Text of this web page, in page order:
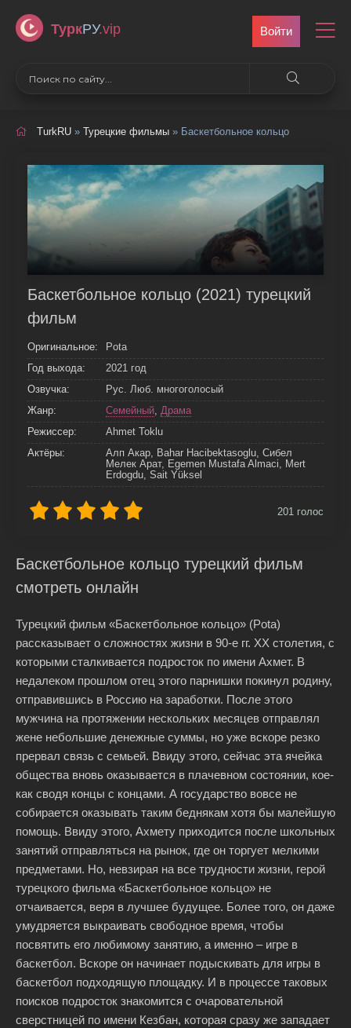
ТуркРУ.vip Войти
TurkRU » Турецкие фильмы » Баскетбольное кольцо
Баскетбольное кольцо (2021) турецкий
фильм
Оригинальное:
Pota
Год выхода:
2021 год
Озвучка:
Рус. Люб. многоголосый
Жанр:
Семейный, Драма
Режиссер:
Ahmet Toklu
Актёры:
Алп Акар, Bahar Hacibektasoglu, Сибел
Мелек Арат, Egemen Mustafa Almaci, Mert
Erdogdu, Sait Yüksel
201 голос
Баскетбольное кольцо турецкий фильм
смотреть онлайн
Турецкий фильм «Баскетбольное кольцо» (Pota)
рассказывает о сложностях жизни в 90-е гг. ХХ столетия, с
которыми сталкивается подросток по имени Ахмет. В
недалеком прошлом отец этого парнишки покинул родину,
отправившись в Россию на заработки. После этого
мужчина на протяжении нескольких месяцев отправлял
жене небольшие денежные суммы, но уже вскоре резко
прервал связь с семьей. Ввиду этого, сейчас эта ячейка
общества вновь оказывается в плачевном состоянии, кое-
как сводя концы с концами. А государство вовсе не
собирается оказывать таким беднякам хотя бы малейшую
помощь. Ввиду этого, Ахмету приходится после школьных
занятий отправляться на рынок, где он торгует мелкими
предметами. Но, невзирая на все трудности жизни, герой
турецкого фильма «Баскетбольное кольцо» не
отчаивается, веря в лучшее будущее. Более того, он даже
умудряется выкраивать свободное время, чтобы
посвятить его любимому занятию, а именно – игре в
баскетбол. Вскоре он начинает подыскивать для игры в
баскетбол подходящую площадку. И в процессе таковых
поисков подросток знакомится с очаровательной
сверстницей по имени Кезбан, которая сразу же западает